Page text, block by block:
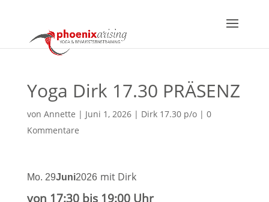
Yoga Dirk 17.30 PRÄSENZ
von Annette | Juni 1, 2026| Dirk 17.30 p/o| 0
Kommentare
Mo. 29Juni2026 mit Dirk
von 17:30 bis 19:00 Uhr